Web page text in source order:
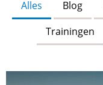
Alles Blog
Trainingen